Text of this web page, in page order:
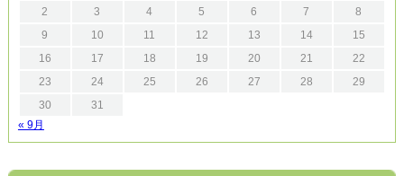
2
3 4 5 6 7
8
9
10 11 12 13 14
15
16
17 18 19 20 21
22
23
24 25 26 27 28
29
30
31
« 9月